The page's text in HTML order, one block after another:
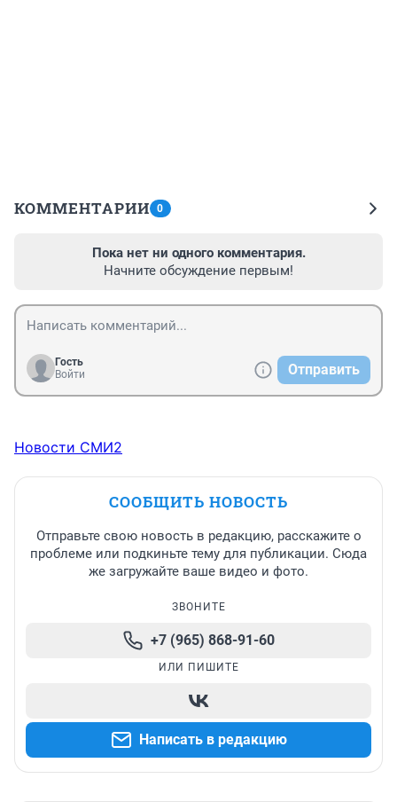
КОММЕНТАРИИ 0
Пока нет ни одного комментария.
Начните обсуждение первым!
Гость
Войти
Отправить
Новости СМИ2
СООБЩИТЬ НОВОСТЬ
Отправьте свою новость в редакцию, расскажите о
проблеме или подкиньте тему для публикации. Сюда
же загружайте ваше видео и фото.
ЗВОНИТЕ
+7 (965) 868-91-60
ИЛИ ПИШИТЕ
Написать в редакцию